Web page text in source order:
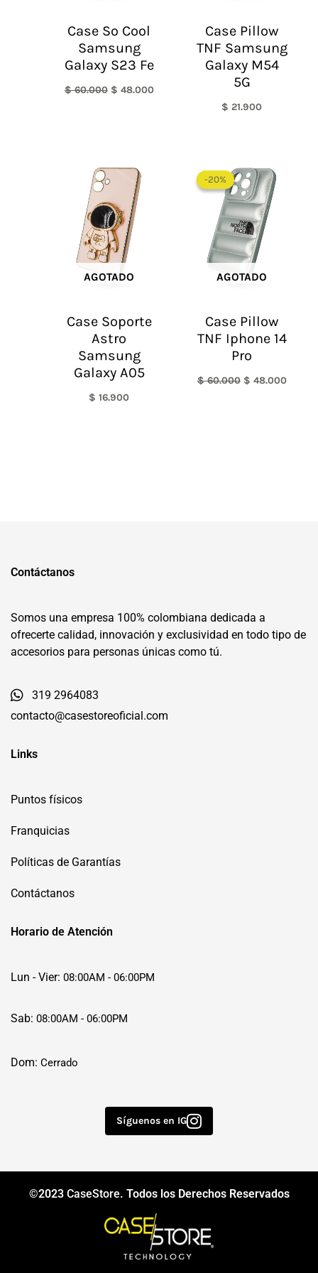
Case So Cool
Samsung
Galaxy S23 Fe
$60.000 $ 48.000
Case Pillow
TNF Samsung
Galaxy M54
5G
$ 21.900
AGOTADO
Case Soporte
Astro
Samsung
Galaxy A05
$ 16.900
-20%
AGOTADO
-20%
Case Pillow
TNF Iphone 14
Pro
$60.000
precio
original
era:
$ 60.000.
$ 48.000
Contáctanos
Somos una empresa 100% colombiana dedicada a
ofrecerte calidad, innovación y exclusividad en todo tipo de
accesorios para personas únicas como tú.
319 2964083
contacto@casestoreoficial.com
Links
Puntos físicos
Franquicias
Políticas de Garantías
Contáctanos
Horario de Atención
Lun - Vier: 08:00AM - 06:00PM
Sab: 08:00AM - 06:00PM
Dom: Cerrado
Síguenos en IG
©2023 CaseStore. Todos los Derechos Reservados